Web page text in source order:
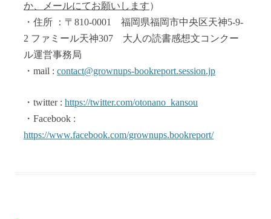
か、メールにてお願いします）
・住所 ：〒810-0001 福岡県福岡市中央区天神5-9-
2 ファミール天神307 大人の読書感想文コンクー
ル運営事務局
・mail :contact@grownups-bookreport.session.jp
・twitter : https://twitter.com/otonano_kansou
・Facebook :
https://www.facebook.com/grownups.bookreport/